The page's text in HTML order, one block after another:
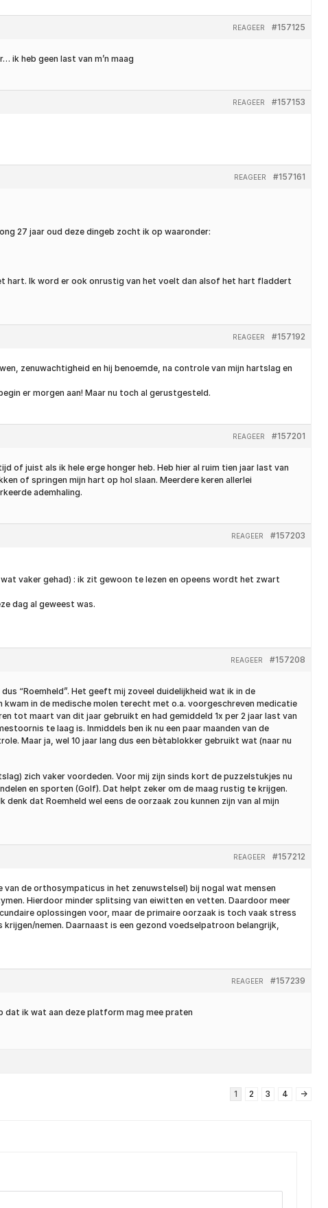
#157125
REAGEER
ik heb geen last van m’n maag
#157153
REAGEER
#157161
REAGEER
27 jaar oud deze dingeb zocht ik op waaronder:
hart. Ik word er ook onrustig van het voelt dan alsof het hart fladdert
#157192
REAGEER
zenuwachtigheid en hij benoemde, na controle van mijn hartslag en
er morgen aan! Maar nu toch al gerustgesteld.
#157201
REAGEER
of juist als ik hele erge honger heb. Heb hier al ruim tien jaar last van
of springen mijn hart op hol slaan. Meerdere keren allerlei
ademhaling.
#157203
REAGEER
vaker gehad) : ik zit gewoon te lezen en opeens wordt het zwart
dag al geweest was.
#157208
REAGEER
“Roemheld”. Het geeft mij zoveel duidelijkheid wat ik in de
in de medische molen terecht met o.a. voorgeschreven medicatie
tot maart van dit jaar gebruikt en had gemiddeld 1x per 2 jaar last van
te laag is. Inmiddels ben ik nu een paar maanden van de
Maar ja, wel 10 jaar lang dus een bètablokker gebruikt wat (naar nu
zich vaker voordeden. Voor mij zijn sinds kort de puzzelstukjes nu
en sporten (Golf). Dat helpt zeker om de maag rustig te krijgen.
dat Roemheld wel eens de oorzaak zou kunnen zijn van al mijn
#157212
REAGEER
de orthosympaticus in het zenuwstelsel) bij nogal wat mensen
Hierdoor minder splitsing van eiwitten en vetten. Daardoor meer
oplossingen voor, maar de primaire oorzaak is toch vaak stress
nemen. Daarnaast is een gezond voedselpatroon belangrijk,
#157239
REAGEER
dat ik wat aan deze platform mag mee praten
1 2 3 4 →